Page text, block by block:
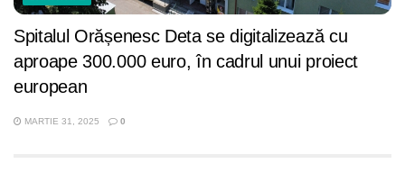
Spitalul Orășenesc Deta se digitalizează cu
aproape 300.000 euro, în cadrul unui proiect
european
MARTIE 31, 2025 0